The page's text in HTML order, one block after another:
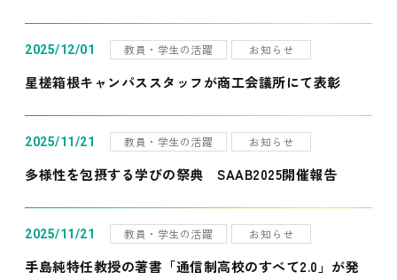
2025/12/01 教員・学生の活躍 お知らせ
星槎箱根キャンパススタッフが商工会議所にて表彰
2025/11/21 教員・学生の活躍 お知らせ
多様性を包摂する学びの祭典 SAAB2025開催報告
2025/11/21 教員・学生の活躍 お知らせ
手島純特任教授の著書「通信制高校のすべて2.0」が発